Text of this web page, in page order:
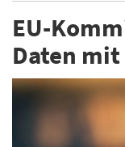
EU-
Daten